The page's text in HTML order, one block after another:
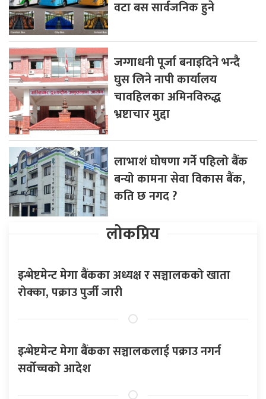
वटा बस सार्वजनिक हुने
जग्गाधनी पूर्जा बनाइदिने भन्दै
घुस लिने नापी कार्यालय
चावहिलका अमिनविरुद्ध
भ्रष्टाचार मुद्दा
लाभाशं घोषणा गर्ने पहिलो बैंक
बन्यो कामना सेवा विकास बैंक,
कति छ नगद ?
लोकप्रिय
इन्भेष्टमेन्ट मेगा बैंकका अध्यक्ष र सञ्चालकको खाता
रोक्का, पक्राउ पुर्जी जारी
इन्भेष्टमेन्ट मेगा बैंकका सञ्चालकलाई पक्राउ नगर्न
सर्वोच्चको आदेश